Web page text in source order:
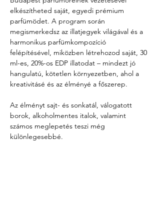
elkészítheted saját, egyedi prémium
parfümödet. A program során
megismerkedsz az illatjegyek világával és a
harmonikus parfümkompozíció
felépítésével, miközben létrehozod saját, 30
ml-es, 20%-os EDP illatodat – mindezt jó
hangulatú, kötetlen környezetben, ahol a
kreativitásé és az élményé a főszerep.
Az élményt sajt- és sonkatál, válogatott
borok, alkoholmentes italok, valamint
számos meglepetés teszi még
különlegesebbé.